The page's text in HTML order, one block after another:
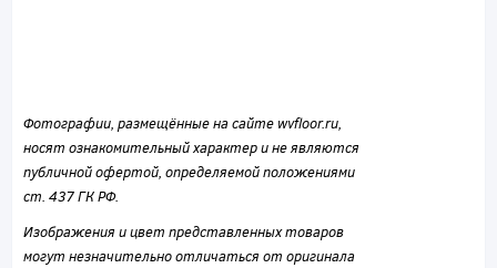
Фотографии, размещённые на сайте wvfloor.ru,
носят ознакомительный характер и не являются
публичной офертой, определяемой положениями
ст. 437 ГК РФ.
Изображения и цвет представленных товаров
могут незначительно отличаться от оригинала